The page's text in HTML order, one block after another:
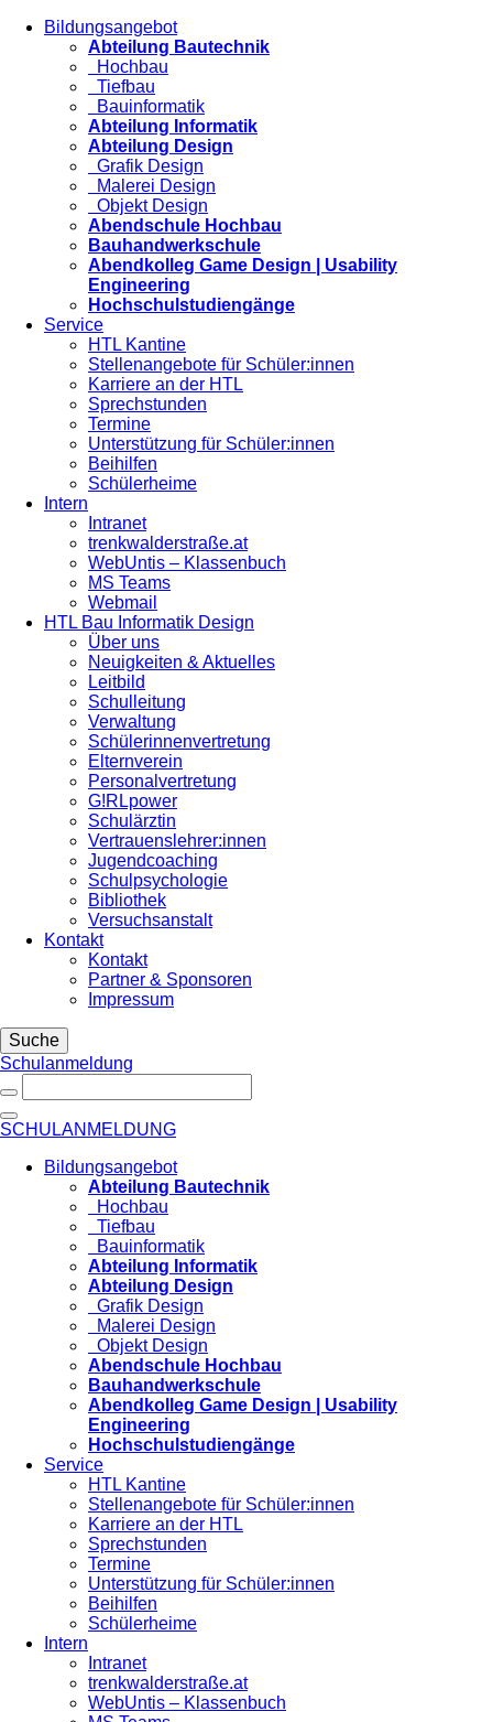
Bildungsangebot
Abteilung Bautechnik
Hochbau
Tiefbau
Bauinformatik
Abteilung Informatik
Abteilung Design
Grafik Design
Malerei Design
Objekt Design
Abendschule Hochbau
Bauhandwerkschule
Abendkolleg Game Design | Usability
Engineering
Hochschulstudiengänge
Service
HTL Kantine
Stellenangebote für Schüler:innen
Karriere an der HTL
Sprechstunden
Termine
Unterstützung für Schüler:innen
Beihilfen
Schülerheime
Intern
Intranet
trenkwalderstraße.at
WebUntis – Klassenbuch
MS Teams
Webmail
HTL Bau Informatik Design
Über uns
Neuigkeiten & Aktuelles
Leitbild
Schulleitung
Verwaltung
Schülerinnenvertretung
Elternverein
Personalvertretung
G!RLpower
Schulärztin
Vertrauenslehrer:innen
Jugendcoaching
Schulpsychologie
Bibliothek
Versuchsanstalt
Kontakt
Kontakt
Partner & Sponsoren
Impressum
Suche
Schulanmeldung
SCHULANMELDUNG
Bildungsangebot
Abteilung Bautechnik
Hochbau
Tiefbau
Bauinformatik
Abteilung Informatik
Abteilung Design
Grafik Design
Malerei Design
Objekt Design
Abendschule Hochbau
Bauhandwerkschule
Abendkolleg Game Design | Usability
Engineering
Hochschulstudiengänge
Service
HTL Kantine
Stellenangebote für Schüler:innen
Karriere an der HTL
Sprechstunden
Termine
Unterstützung für Schüler:innen
Beihilfen
Schülerheime
Intern
Intranet
trenkwalderstraße.at
WebUntis – Klassenbuch